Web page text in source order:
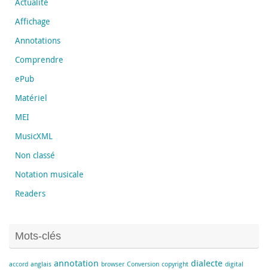
Actualité
Affichage
Annotations
Comprendre
ePub
Matériel
MEI
MusicXML
Non classé
Notation musicale
Readers
Mots-clés
accord anglais annotation browser Conversion copyright dialecte digital